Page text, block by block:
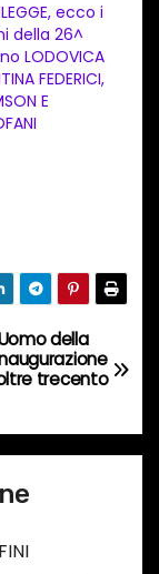
ecco i
della 26^
LODOVICA
FEDERICI,
E
della
trecento